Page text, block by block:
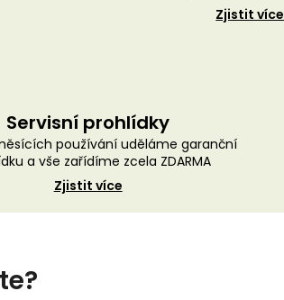
Zjistit více
Servisní prohlídky
používání uděláme garanční
a vše zařídíme zcela ZDARMA
Zjistit více